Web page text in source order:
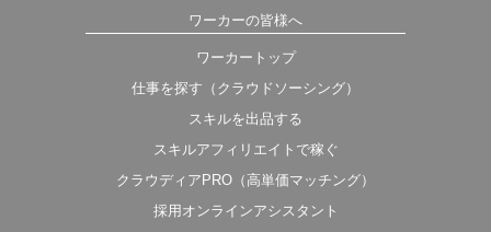
ワーカーの皆様へ
ワーカートップ
仕事を探す（クラウドソーシング）
スキルを出品する
スキルアフィリエイトで稼ぐ
クラウディアPRO（高単価マッチング）
採用オンラインアシスタント